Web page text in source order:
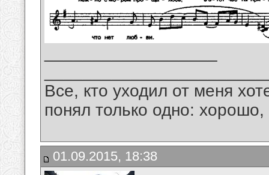
Все, кто уходил от меня
понял только одно:
01.09.2015, 18:38